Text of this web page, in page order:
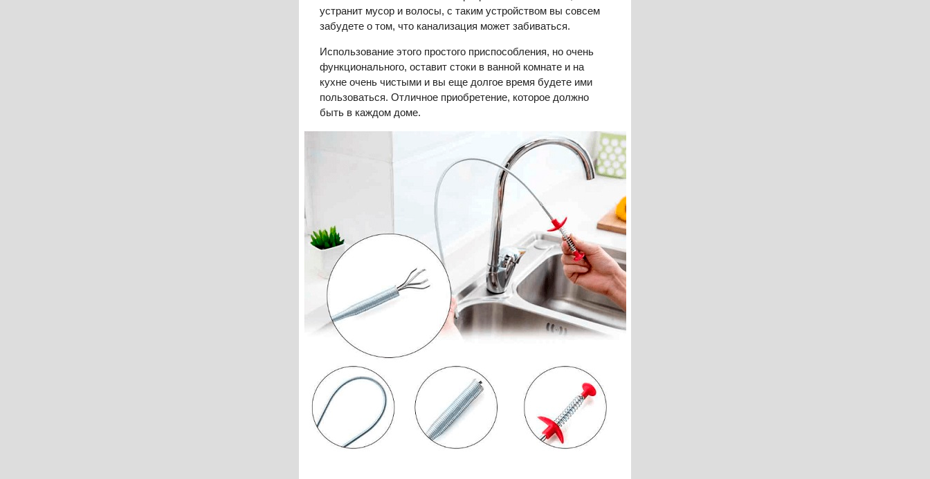
устранит мусор и волосы, с таким устройством вы совсем
забудете о том, что канализация может забиваться.
Использование этого простого приспособления, но очень
функционального, оставит стоки в ванной комнате и на
кухне очень чистыми и вы еще долгое время будете ими
пользоваться. Отличное приобретение, которое должно
быть в каждом доме.